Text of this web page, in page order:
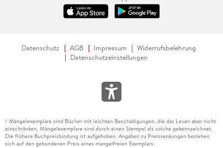
Datenschutz AGB Impressum
Widerrufsbelehrung
Datenschutzeinstellungen
1 Mängelexemplare sind Bücher mit leichten Beschädigungen, die das Lesen aber nicht
einschränken. Mängelexemplare sind durch einen Stempel als solche gekennzeichnet.
Die frühere Buchpreisbindung ist aufgehoben. Angaben zu Preissenkungen beziehen
sich auf den gebundenen Preis eines mangelfreien Exemplars.